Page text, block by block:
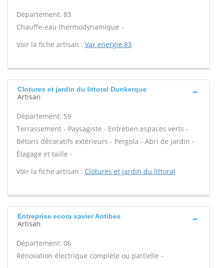
Département: 83
Chauffe-eau thermodynamique -
Voir la fiche artisan : Var energie 83
Clotures et jardin du littoral Dunkerque
Artisan
Département: 59
Terrassement - Paysagiste - Entretien espaces verts -
Bétons décoratifs extérieurs - Pergola - Abri de jardin -
Élagage et taille -
Voir la fiche artisan : Clotures et jardin du littoral
Entreprise ecora xavier Antibes
Artisan
Département: 06
Rénovation électrique complète ou partielle -